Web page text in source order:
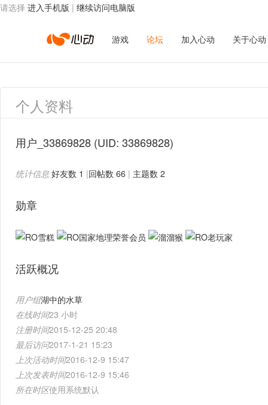
请选择 进入手机版 | 继续访问电脑版
心
动
络
游戏 论坛 加入心动 关于心动
个人资料
用户_33869828 (UID: 33869828)
统计信息 好友数 1 |回帖数 66 | 主题数 2
勋章
活跃概况
用户组湖中的水草
在线时间23 小时
注册时间2015-12-25 20:48
最后访问2017-1-21 15:23
上次活动时间2016-12-9 15:47
上次发表时间2016-12-9 15:46
所在时区使用系统默认